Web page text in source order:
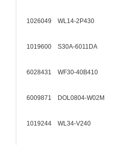
1026049 WL14-2P430
1019600 S30A-6011DA
6028431 WF30-40B410
6009871 DOL0804-W02M
1019244 WL34-V240